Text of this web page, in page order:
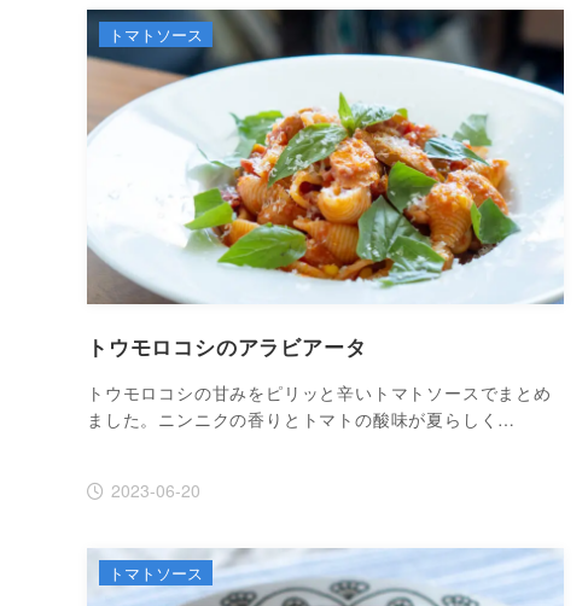
トウモロコシのアラビアータ
トウモロコシの甘みをピリッと辛いトマトソースでまとめ
ました。ニンニクの香りとトマトの酸味が夏らしく…
2023-06-20
トマトソース
トマトソース